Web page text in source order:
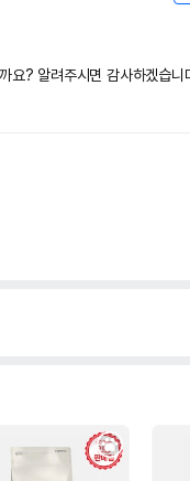
요? 알려주시면 감사하겠습니